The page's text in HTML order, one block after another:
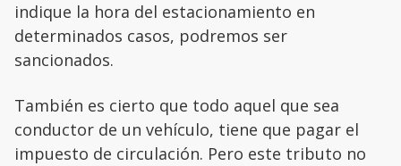
indique la hora del estacionamiento en
determinados casos, podremos ser
sancionados.
También es cierto que todo aquel que sea
conductor de un vehículo, tiene que pagar el
impuesto de circulación. Pero este tributo no